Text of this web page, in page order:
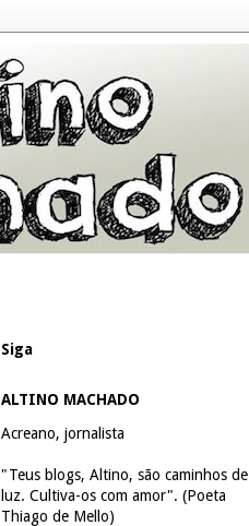
Siga
ALTINO MACHADO
Acreano, jornalista
"Teus blogs, Altino, são caminhos de
luz. Cultiva-os com amor". (Poeta
Thiago de Mello)